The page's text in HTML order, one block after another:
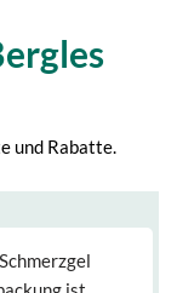
und Rabatte.